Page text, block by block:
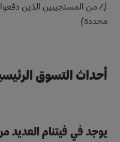
(٪ من المستجيبين الذين
محددة)
أحداث التسوق
يوجد في فيتنام العديد